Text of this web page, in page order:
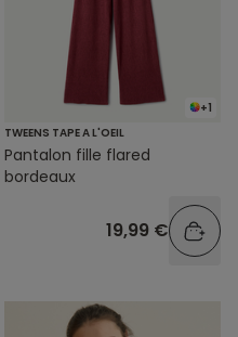
+1
TWEENS TAPE A L'OEIL
Pantalon fille flared
bordeaux
19,99 €